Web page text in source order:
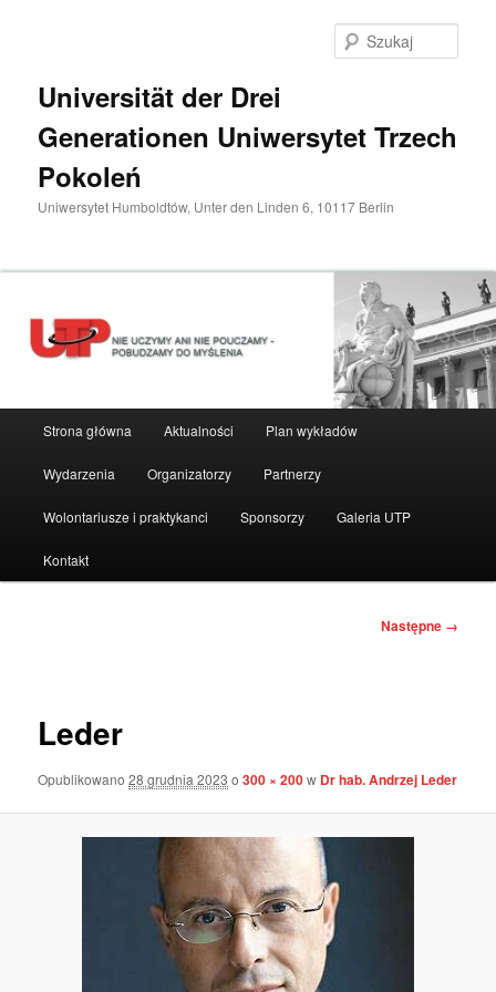
Universität der Drei
Generationen Uniwersytet Trzech
Pokoleń
Uniwersytet Humboldtów, Unter den Linden 6, 10117 Berlin
Strona główna Aktualności Plan wykładów
Wydarzenia Organizatorzy Partnerzy
Wolontariusze i praktykanci Sponsorzy Galeria UTP
Kontakt
Następne →
Leder
Opublikowano28 grudnia 2023 o300 × 200w Dr hab. Andrzej Leder